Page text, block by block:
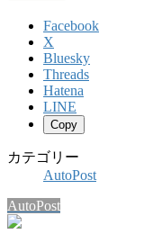
Facebook
X
Bluesky
Threads
Hatena
LINE
Copy
カテゴリー
AutoPost
AutoPost